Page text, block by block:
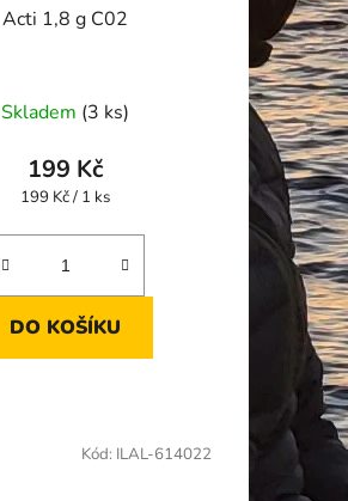
Acti 1,8 g C02
Skladem (3 ks)
199 Kč
Měrná
199 Kč / 1 ks
DO KOŠÍKU
Kód: ILAL-614022